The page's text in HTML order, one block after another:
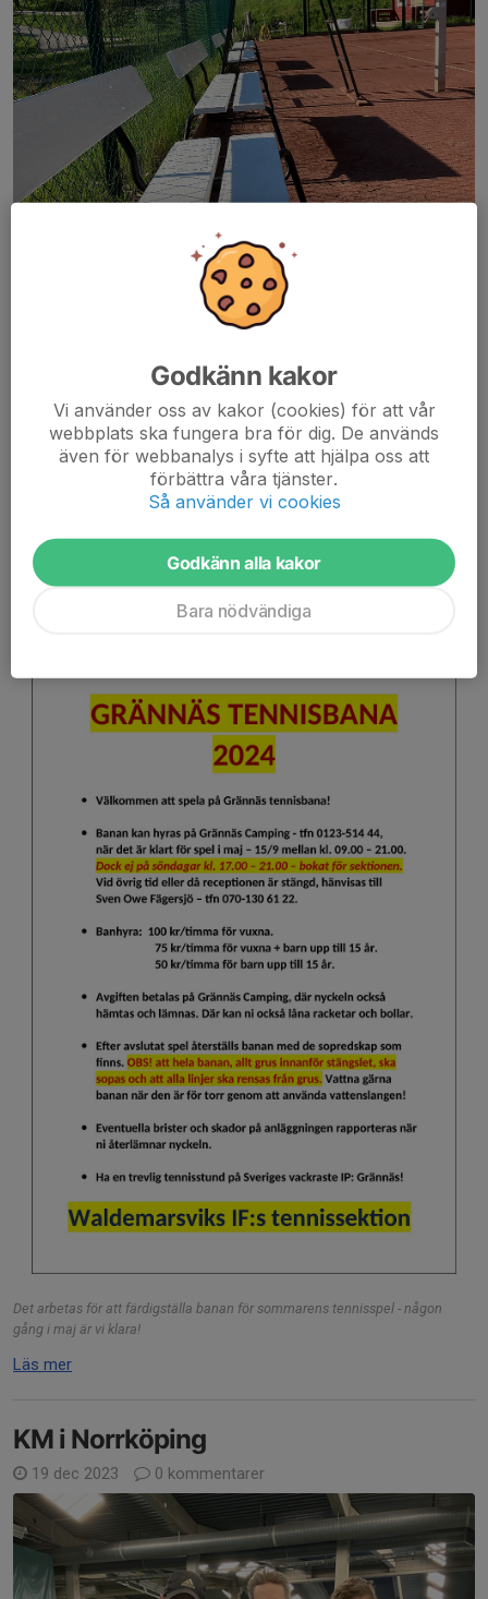
Nymålade bänkar att sitta på mellan gamen - varmt välkomna att boka
tennisbanan i Grännäs via Grännäs Camping!
Ny säsong på gång!
0 kommentarer
Det arbetas för att färdigställa banan för sommarens tennisspel - någon
gång i maj är vi klara!
Läs mer
KM i Norrköping
19 dec 2023 0 kommentarer
Godkänn kakor
Vi använder oss av kakor (cookies) för att vår
webbplats ska fungera bra för dig. De används
även för webbanalys i syfte att hjälpa oss att
förbättra våra tjänster.
Så använder vi cookies
Godkänn alla kakor
Bara nödvändiga